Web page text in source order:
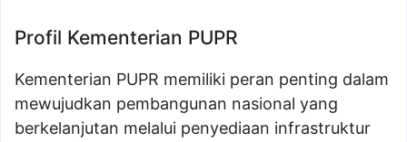
Profil Kementerian PUPR
Kementerian PUPR memiliki peran penting dalam
mewujudkan pembangunan nasional yang
berkelanjutan melalui penyediaan infrastruktur